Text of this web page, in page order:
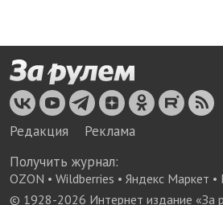
Редакция
Реклама
Получить журнал:
OZON • Wildberries • Яндекс Маркет •
© 1928-2026 Интернет издание «За